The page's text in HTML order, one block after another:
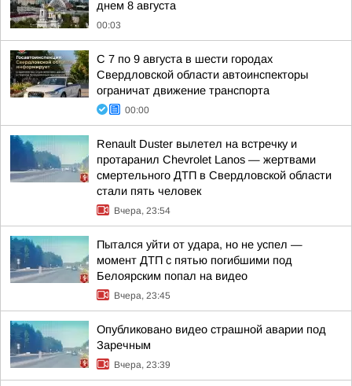
днем 8 августа
00:03
С 7 по 9 августа в шести городах
Свердловской области автоинспекторы
ограничат движение транспорта
00:00
Renault Duster вылетел на встречку и
протаранил Chevrolet Lanos — жертвами
смертельного ДТП в Свердловской области
стали пять человек
Вчера, 23:54
Пытался уйти от удара, но не успел —
момент ДТП с пятью погибшими под
Белоярским попал на видео
Вчера, 23:45
Опубликовано видео страшной аварии под
Заречным
Вчера, 23:39